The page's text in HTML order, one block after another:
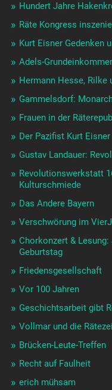
Hundert Jahre
Räte Kongress
Kurt Eisner Gedenken
Adels-
Hermann Hesse, Rilke
Gammelsdorf:
Frauen in der
Der Pazifist Kurt
Gustav Landauer:
Revolutionswerkstatt
Kulturschmiede
Das Andere Bayern
Verschwörung im
Chorkonzert &
Geburtstag
Friedensgesellschaft
Vor 100 Jahren
Geschichtsarbeit gibt
Vollmar und die
Brücken-Leute-Treffen
Recht auf Faulheit
erich mühsam